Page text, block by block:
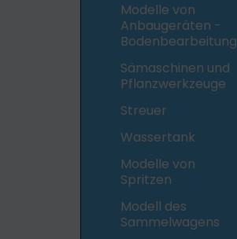
Modelle von
Anbaugeräten -
Bodenbearbeitung
Sämaschinen und
Pflanzwerkzeuge
Streuer
Wassertank
Modelle von
Spritzen
Modell des
Sammelwagens